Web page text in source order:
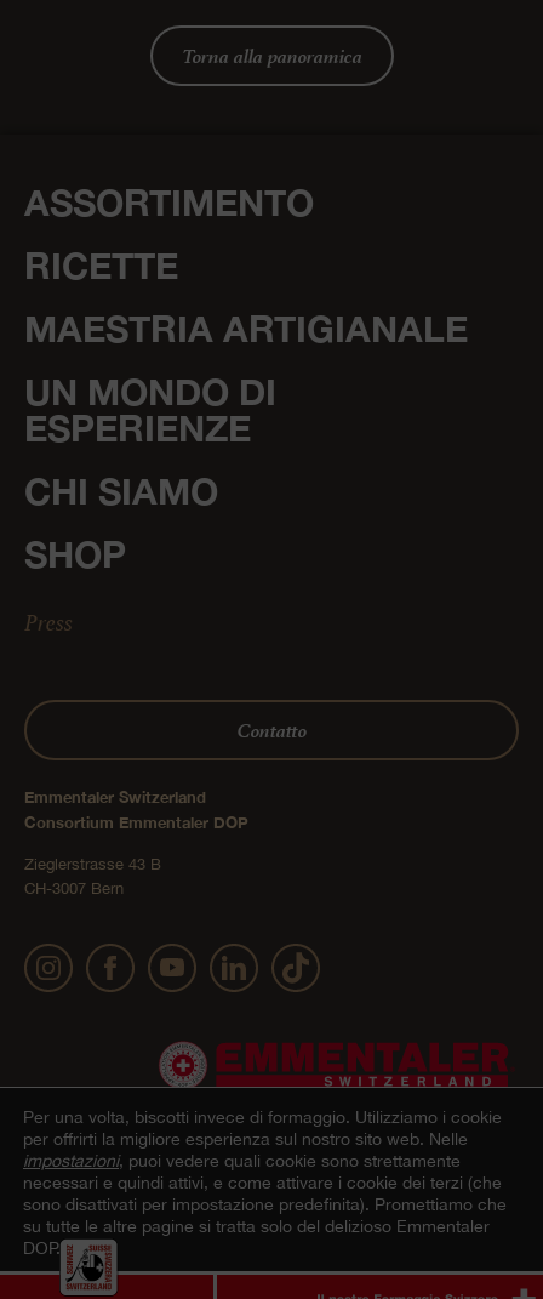
Torna alla panoramica
ASSORTIMENTO
RICETTE
MAESTRIA ARTIGIANALE
UN MONDO DI
ESPERIENZE
CHI SIAMO
SHOP
Press
Contatto
Emmentaler Switzerland
Consortium Emmentaler DOP
Zieglerstrasse 43 B
CH-3007 Bern
© 2022 Emmentaler AOP | Impressum Dichiarazione sulla protezione dei dati
personali |Condizioni generali di contratto Onlineshop|Cookie – Spiegazione
Per una volta, biscotti invece di formaggio. Utilizziamo i cookie
per offrirti la migliore esperienza sul nostro sito web. Nelle
impostazioni, puoi vedere quali cookie sono strettamente
necessari e quindi attivi, e come attivare i cookie dei terzi (che
sono disattivati per impostazione predefinita). Promettiamo che
su tutte le altre pagine si tratta solo del delizioso Emmentaler
DOP.
Accetto